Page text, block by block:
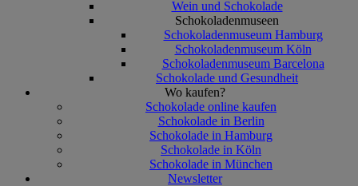
Wein und Schokolade
Schokoladenmuseen
Schokoladenmuseum Hamburg
Schokoladenmuseum Köln
Schokoladenmuseum Barcelona
Schokolade und Gesundheit
Wo kaufen?
Schokolade online kaufen
Schokolade in Berlin
Schokolade in Hamburg
Schokolade in Köln
Schokolade in München
Newsletter